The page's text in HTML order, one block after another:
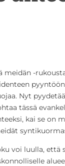
meidän -
Nyt
tässä
kai se on
voi luulla, että